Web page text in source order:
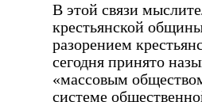
В этой связи
крестьянской
разорением
сегодня принято
«массовым
системе